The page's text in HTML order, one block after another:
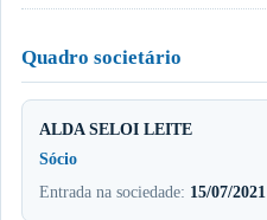
Quadro societário
ALDA SELOI LEITE
Sócio
Entrada na sociedade: 15/07/2021